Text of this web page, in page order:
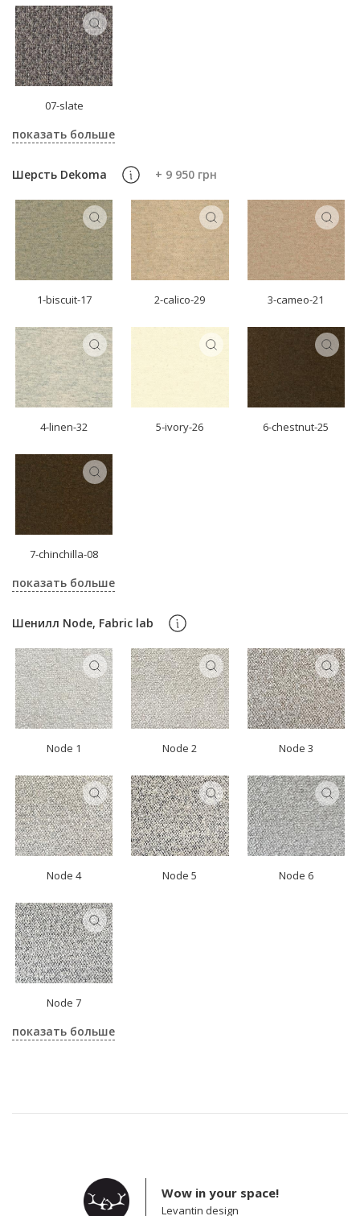
07-slate
показать больше
Шерсть Dekoma + 9 950 грн
1-biscuit-17 2-calico-29 3-cameo-21
4-linen-32 5-ivory-26 6-chestnut-25
7-chinchilla-08
показать больше
Шенилл Node, Fabric lab
Node 1 Node 2 Node 3
Node 4 Node 5 Node 6
Node 7
показать больше
Wow in your space!
Levantin design